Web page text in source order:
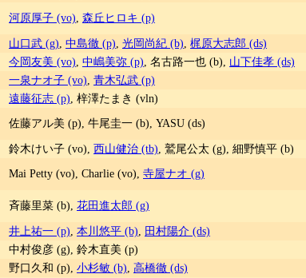
河原厚子 (vo) 森丘ヒロキ (p)
山口武 (g) 中島徹 (p) 光岡尚紀 (b) 梶原大志郎 (ds)
今岡友美 (vo) 中嶋美弥 (p) , 名古路一也 (b), 山下佳孝 (ds)
一泉ナオ子 (vo) 青木弘武 (p)
遠藤征志 (p) , 梓澤たまき (vln)
佐藤アル美 (p), 牛尾圭一 (b), YASU (ds)
鈴木けい子 (vo), 西山健治 (tb) , 鷲尾公太 (g), 細野慎平 (b)
Mai Petty (vo), Charlie (vo), 寺屋ナオ (g)
斉藤里菜 (b), 花田進太郎 (g)
井上祐一 (p) 本川悠平 (b)
田村陽介 (ds)
中村俊彦 (g), 鈴木直美 (p)
野口久和 (p), 小杉敏 (b) 高橋徹 (ds)